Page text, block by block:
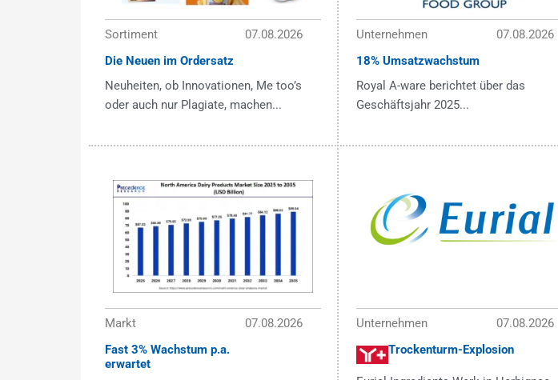
Sortiment
07.08.2026
Die Neuen im Ordersatz
Neuheiten, ob Innovationen, Me too’s
oder auch nur Plagiate, machen...
Unternehmen
07.08.2026
18% Umsatzwachstum
Royal A-ware berichtet über das
Geschäftsjahr 2025...
Markt
07.08.2026
Fast 3% Wachstum p.a.
erwartet
Unternehmen
07.08.2026
Trockenturm-Explosion